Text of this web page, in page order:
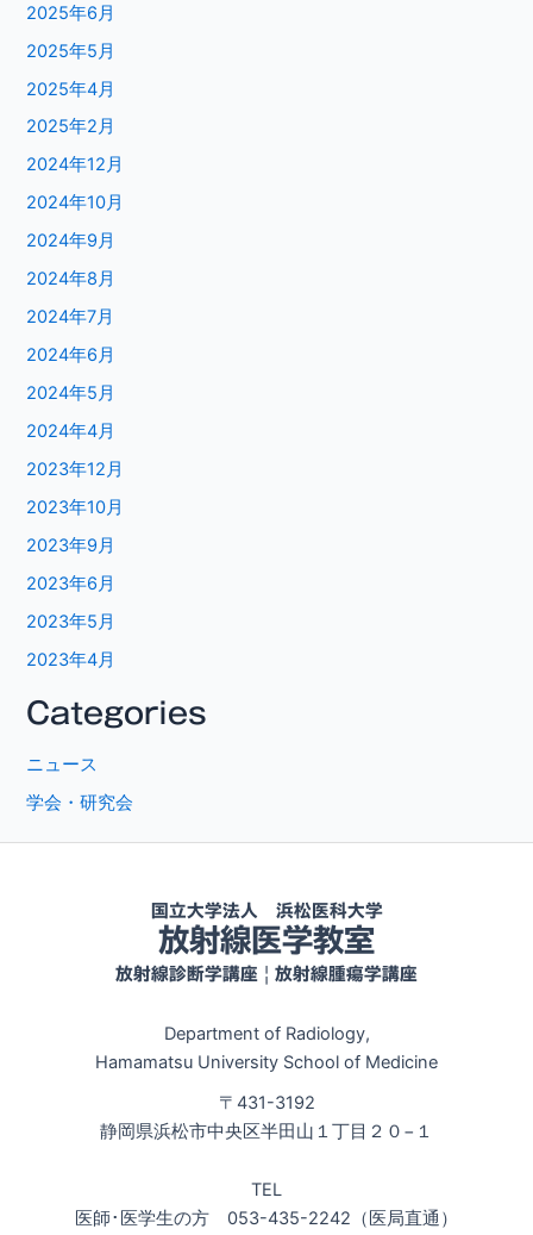
2025年6月
2025年5月
2025年4月
2025年2月
2024年12月
2024年10月
2024年9月
2024年8月
2024年7月
2024年6月
2024年5月
2024年4月
2023年12月
2023年10月
2023年9月
2023年6月
2023年5月
2023年4月
Categories
ニュース
学会・研究会
国立大学法人 浜松医科大学
放射線医学教室
放射線診断学講座 | 放射線腫瘍学講座
Department of Radiology,
Hamamatsu University School of Medicine
〒431-3192
静岡県浜松市中央区半田山１丁目２０−１
TEL
医師･医学生の方 053-435-2242（医局直通）